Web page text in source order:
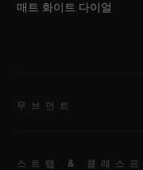
매트 화이트 다이얼
무브먼트
스트랩 & 클래스프